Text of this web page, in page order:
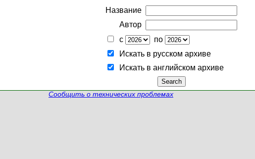
Название
Автор
с
по
Искать в русском архиве
Искать в английском архиве
Сообщить о технических проблемах